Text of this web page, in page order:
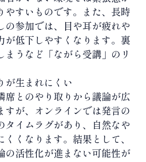
やすいものです。また、長時
の参加では、目や耳が疲れや
が低下しやすくなります。裏
まうなど「ながら受講」のリ
が生まれにくい
席とのやり取りから議論が広
すが、オンラインでは発言の
タイムラグがあり、自然なや
くくなります。結果として、
の活性化が進まない可能性が